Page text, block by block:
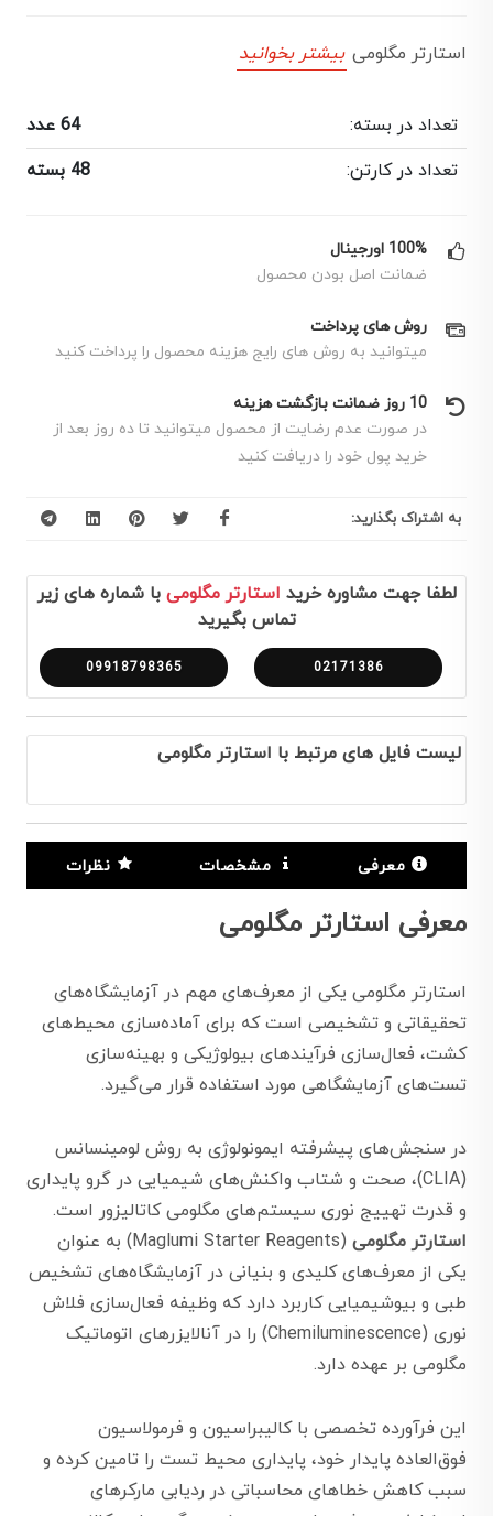
استارتر مگلومی بیشتر بخوانید
تعداد در بسته:
64 عدد
تعداد در کارتن:
48 بسته
100% اورجینال
ضمانت اصل بودن محصول
روش های پرداخت
میتوانید به روش های رایج هزینه محصول را پرداخت کنید
10 روز ضمانت بازگشت هزینه
در صورت عدم رضایت از محصول میتوانید تا ده روز بعد از
خرید پول خود را دریافت کنید
به اشتراک بگذارید:
لطفا جهت مشاوره خرید استارتر مگلومی با شماره های زیر
تماس بگیرید
02171386
09918798365
لیست فایل های مرتبط با استارتر مگلومی
معرفی مشخصات نظرات
معرفی استارتر مگلومی
استارتر مگلومی یکی از معرف‌های مهم در آزمایشگاه‌های
تحقیقاتی و تشخیصی است که برای آماده‌سازی محیط‌های
کشت، فعال‌سازی فرآیندهای بیولوژیکی و بهینه‌سازی
تست‌های آزمایشگاهی مورد استفاده قرار می‌گیرد.
در سنجش‌های پیشرفته ایمونولوژی به روش لومینسانس
(CLIA)، صحت و شتاب واکنش‌های شیمیایی در گرو پایداری
و قدرت تهییج نوری سیستم‌های مگلومی کاتالیزور است.
استارتر مگلومی
(Maglumi Starter Reagents) به عنوان
یکی از معرف‌های کلیدی و بنیانی در آزمایشگاه‌های تشخیص
طبی و بیوشیمیایی کاربرد دارد که وظیفه فعال‌سازی فلاش
نوری (Chemiluminescence) را در آنالایزرهای اتوماتیک
مگلومی بر عهده دارد.
این فرآورده تخصصی با کالیبراسیون و فرمولاسیون
فوق‌العاده پایدار خود، پایداری محیط تست را تامین کرده و
سبب کاهش خطاهای محاسباتی در ردیابی مارکرهای